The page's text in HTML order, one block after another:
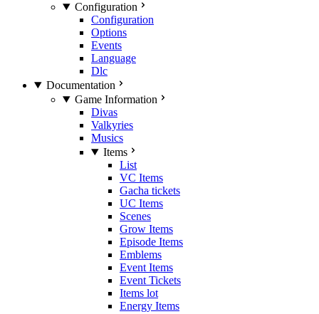
Configuration
Configuration
Options
Events
Language
Dlc
Documentation
Game Information
Divas
Valkyries
Musics
Items
List
VC Items
Gacha tickets
UC Items
Scenes
Grow Items
Episode Items
Emblems
Event Items
Event Tickets
Items lot
Energy Items